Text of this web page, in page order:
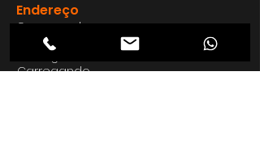
Endereço
Carregando ...
Carregando ...
Carregando ...
Carregando ...